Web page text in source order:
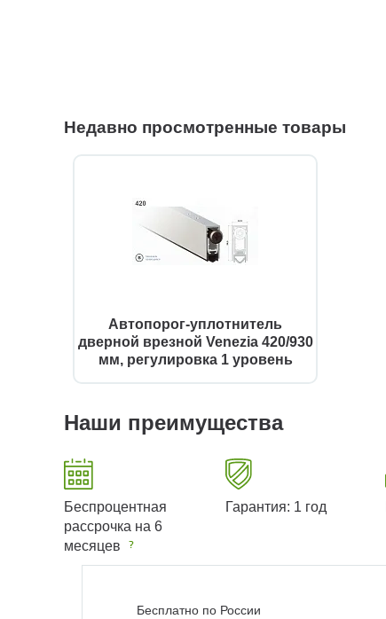
Недавно просмотренные товары
Автопорог-уплотнитель
дверной врезной Venezia 420/930
мм, регулировка 1 уровень
Наши преимущества
Беспроцентная
рассрочка на 6
месяцев
Гарантия: 1 год
Бесплатно по России